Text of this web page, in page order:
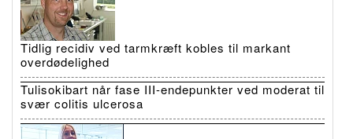
Tidlig recidiv ved tarmkræft kobles til markant
overdødelighed
Tulisokibart når fase III-endepunkter ved moderat til
svær colitis ulcerosa